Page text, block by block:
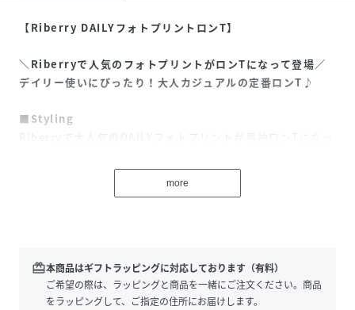
【Riberry DAILYフォトプリントロンT】
＼Riberryで人気のフォトプリントがロンTになって登場／
デイリー使いにぴったり！大人カジュアルの定番ロンT♪
■Styling
Riberryで大人気のDAILYフォトプリントが長袖ロンTになっ
大人カジュアルスタイルに欠かせないロンTは、モノクロの
フォトプリントがシックでカジュアルになりすぎないデザイ
デニムで合わせたスタイリングや、きれいめが好きな方はス
ラックスで合わせるのもおすすめです◎
シンプルになりがちなロンTをスタイリッシュに格上げして
more
redeem本商品はギフトラッピングに対応しております（有料）
ご希望の際は、ラッピングと商品を一緒にご注文ください。商品
をラッピングして、ご指定の住所にお届けします。